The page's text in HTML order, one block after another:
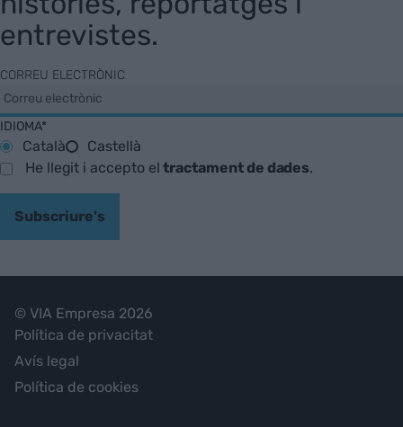
entrevistes.
CORREU ELECTRÒNIC
IDIOMA*
Català
Castellà
He llegit i accepto eltractament de dades.
Subscriure's
© VIA Empresa 2026
Política de privacitat
Avís legal
Política de cookies